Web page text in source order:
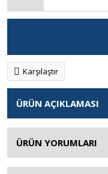
Karşılaştır
ÜRÜN AÇIKLAMASI
ÜRÜN YORUMLARI